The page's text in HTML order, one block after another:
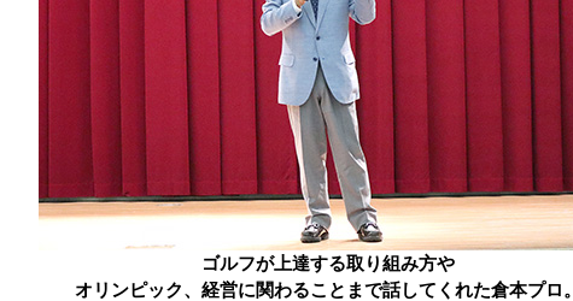
ゴルフが上達する取り組み方や
オリンピック、経営に関わることまで話してくれた倉本プロ。